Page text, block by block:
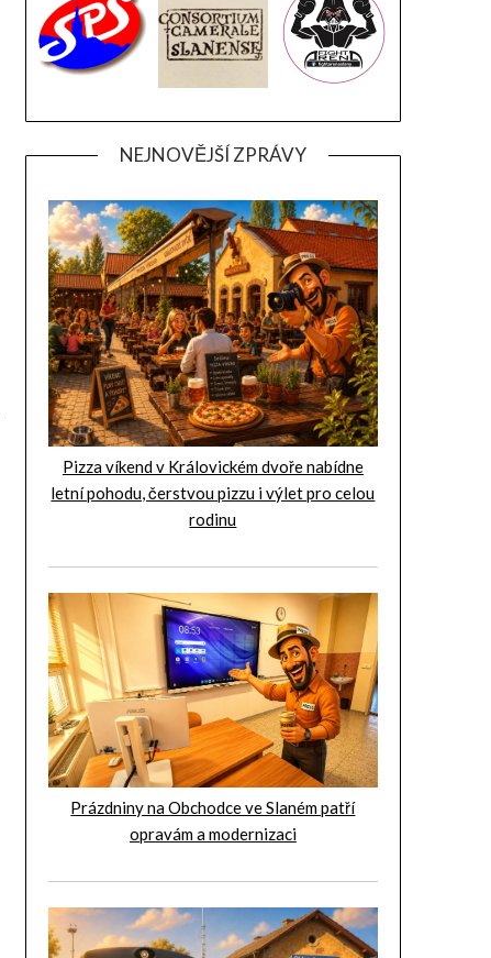
NEJNOVĚJŠÍ ZPRÁVY
Pizza víkend v Královickém dvoře nabídne
letní pohodu, čerstvou pizzu i výlet pro celou
rodinu
Prázdniny na Obchodce ve Slaném patří
opravám a modernizaci